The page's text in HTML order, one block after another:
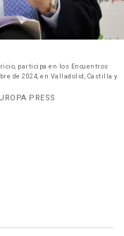
participa en los Encuentros
de 2024, en Valladolid, Castilla y
PRESS